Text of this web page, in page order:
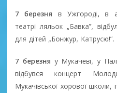
7 березня в Ужгороді, в
театрі ляльок „Бавка”,
для дітей „Бонжур, Катрусю!”.
7 березня у Мукачеві, у
відбувся концерт
Мукачівської хорової школи,